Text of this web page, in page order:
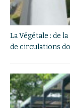
La Végétale : de
de circulations